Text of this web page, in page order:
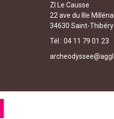
ZI Le Causse
22 ave du IIIe
34630 Saint-Thibéry
Tél : 04 11 79 01 23